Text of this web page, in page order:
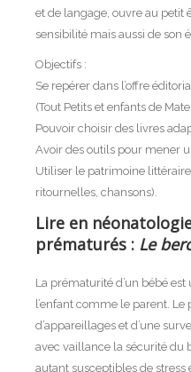
et de langage, ouvre au petit
sensibilité mais aussi de son
Objectifs :
Se repérer dans l’offre
(Tout Petits et enfants de
Pouvoir choisir des livres
Avoir des outils pour mener
Utiliser le patrimoine
ritournelles, chansons).
Lire en
prématurés : Le
La prématurité d’un bébé
l’enfant comme le parent.
d’appareillages et d’une
avec vaillance la sécurité du
autant susceptibles de stress